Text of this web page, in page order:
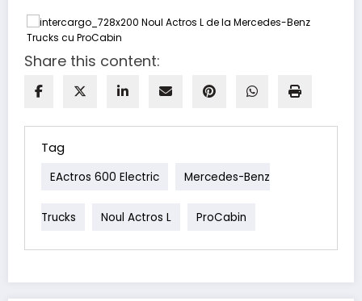
Share this content:
Tag
EActros 600 Electric Mercedes-Benz
Trucks Noul Actros L ProCabin